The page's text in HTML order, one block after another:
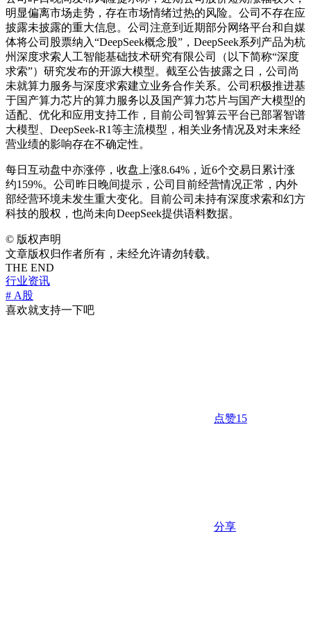
明显偏离市场走势，存在市场情绪过热的风险。公司不存在应
披露未披露的重大信息。公司注意到近期部分网络平台和自媒
体将公司股票纳入“DeepSeek概念股”，DeepSeek系列产品为杭
州深度求索人工智能基础技术研究有限公司（以下简称“深度
求索”）研究发布的开源大模型。截至公告披露之日，公司尚
未就算力服务与深度求索建立业务合作关系。公司积极推进基
于国产算力芯片的算力服务以及国产算力芯片与国产大模型的
适配、优化和应用支持工作，目前公司智算云平台已部署智谱
大模型、DeepSeek-R1等主流模型，相关业务情况及对未来经
营业绩的影响存在不确定性。
每日互动盘中亦涨停，收盘上涨8.64%，近6个交易日累计涨
约159%。公司昨日晚间提示，公司目前经营情况正常，内外
部经营环境未发生重大变化。目前公司未持有深度求索和幻方
科技的股权，也尚未向DeepSeek提供语料数据。
© 版权声明
文章版权归作者所有，未经允许请勿转载。
THE END
行业资讯
# A股
喜欢就支持一下吧
点赞15
分享